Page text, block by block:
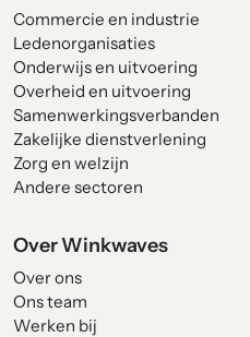
Commercie en industrie
Ledenorganisaties
Onderwijs en uitvoering
Overheid en uitvoering
Samenwerkingsverbanden
Zakelijke dienstverlening
Zorg en welzijn
Andere sectoren
Over Winkwaves
Over ons
Ons team
Werken bij